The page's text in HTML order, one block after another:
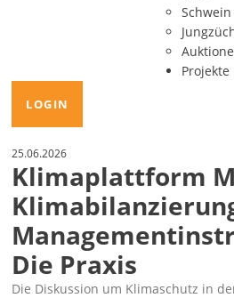
Schwein
Projekte
LOGIN
25.06.2026
Klimaplattform
Die Praxis
Die Diskussion um Klimaschutz in